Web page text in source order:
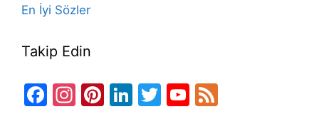
En İyi Sözler
Takip Edin
Facebook
Instagram
Pinterest
LinkedIn
TwitterYouTube